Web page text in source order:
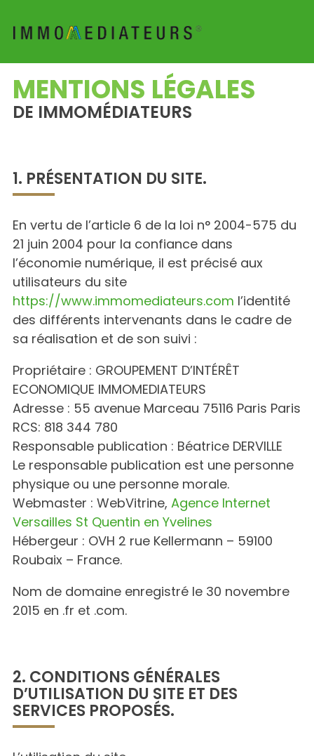
MENTIONS LÉGALES
DE IMMOMÉDIATEURS
1. PRÉSENTATION DU SITE.
En vertu de l’article 6 de la loi n° 2004-575 du
21 juin 2004 pour la confiance dans
l’économie numérique, il est précisé aux
utilisateurs du site
https://www.immomediateurs.com l’identité
des différents intervenants dans le cadre de
sa réalisation et de son suivi :
Propriétaire : GROUPEMENT D’INTÉRÊT
ECONOMIQUE IMMOMEDIATEURS
Adresse : 55 avenue Marceau 75116 Paris Paris
RCS: 818 344 780
Responsable publication : Béatrice DERVILLE
Le responsable publication est une personne
physique ou une personne morale.
Webmaster : WebVitrine, Agence Internet
Versailles St Quentin en Yvelines
Hébergeur : OVH 2 rue Kellermann – 59100
Roubaix – France.
Nom de domaine enregistré le 30 novembre
2015 en .fr et .com.
2. CONDITIONS GÉNÉRALES
D’UTILISATION DU SITE ET DES
SERVICES PROPOSÉS.